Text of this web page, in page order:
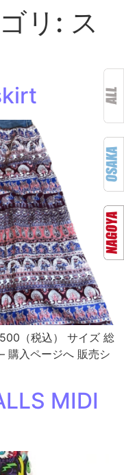
リ: ス
（税込） サイズ 総
購入ページへ 販売シ
MIDI